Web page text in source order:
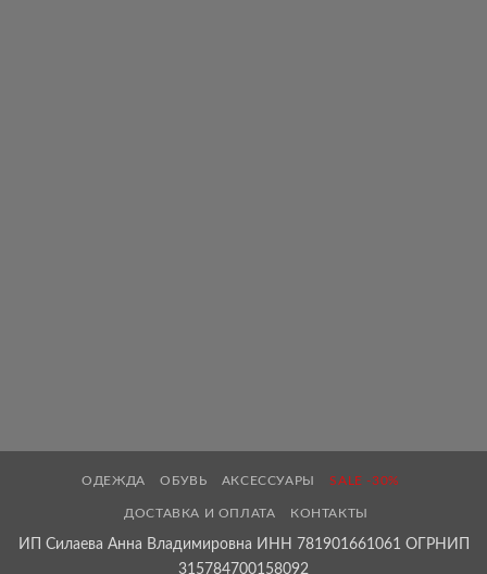
ОДЕЖДА ОБУВЬ АКСЕССУАРЫ SALE -30%
ДОСТАВКА И ОПЛАТА КОНТАКТЫ
ИП Силаева Анна Владимировна ИНН 781901661061 ОГРНИП
315784700158092